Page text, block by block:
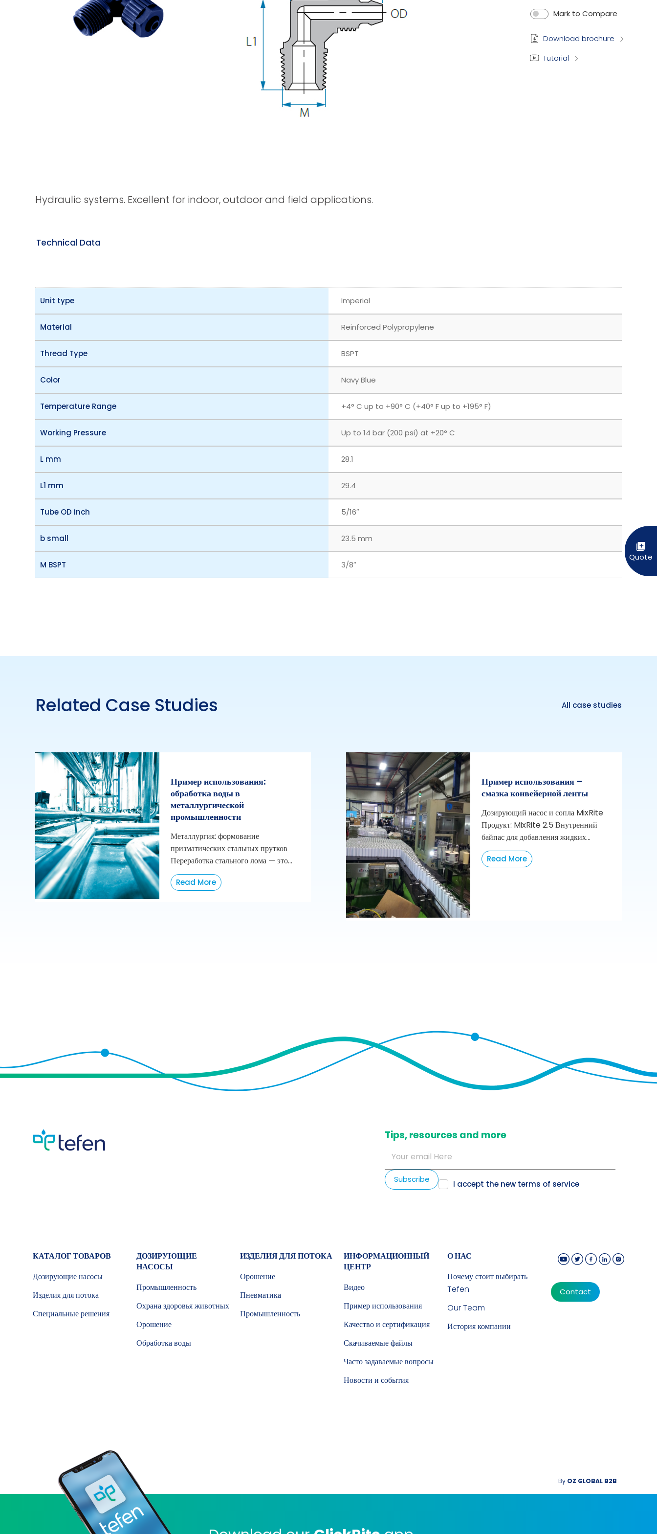
Распылительные Пистолеты Mark to Compare
Download brochure
Tutorial
Hydraulic systems. Excellent for indoor, outdoor and field applications.
Technical Data
Unit type Imperial
Material Reinforced Polypropylene
Thread Type BSPT
Color Navy Blue
Temperature Range +4° C up to +90° C (+40° F up to +195° F)
Working Pressure Up to 14 bar (200 psi) at +20° C
L mm 28.1
L1 mm 29.4
Tube OD inch 5/16″
b small 23.5 mm
M BSPT 3/8″
Related Case Studies All case studies
Пример использования:
обработка воды в
металлургической
промышленности
Металлургия: формование
призматических стальных прутков
Переработка стального лома — это...
Read More
Пример использования –
смазка конвейерной ленты
Дозирующий насос и сопла MixRite
Продукт: MixRite 2.5 Внутренний
байпас для добавления жидких...
Read More
​Tips, resources and more
I accept the new terms of service
КАТАЛОГ ТОВАРОВ
Дозирующие насосы
Изделия для потока
Специальные решения
ДОЗИРУЮЩИЕ
НАСОСЫ
Промышленность
Охрана здоровья животных
Орошение
Обработка воды
ИЗДЕЛИЯ ДЛЯ ПОТОКА
Орошение
Пневматика
Промышленность
ИНФОРМАЦИОННЫЙ
ЦЕНТР
Видео
Пример использования
Качество и сертификация
Скачиваемые файлы
Часто задаваемые вопросы
Новости и события
О НАС
Почему стоит выбирать
Tefen
Our Team
История компании
Contact
By OZ GLOBAL B2B